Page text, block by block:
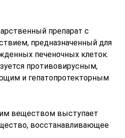
препарат с
предназначенный для
печеночных клеток.
противовирусным,
и гепатопротекторным
веществом выступает
восстанавливающее